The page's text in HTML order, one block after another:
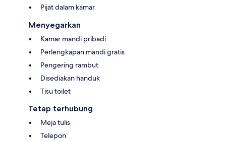
Pijat dalam kamar
Menyegarkan
Kamar mandi pribadi
Perlengkapan mandi gratis
Pengering rambut
Disediakan handuk
Tisu toilet
Tetap terhubung
Meja tulis
Telepon